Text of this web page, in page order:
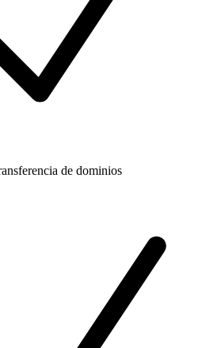
de dominios